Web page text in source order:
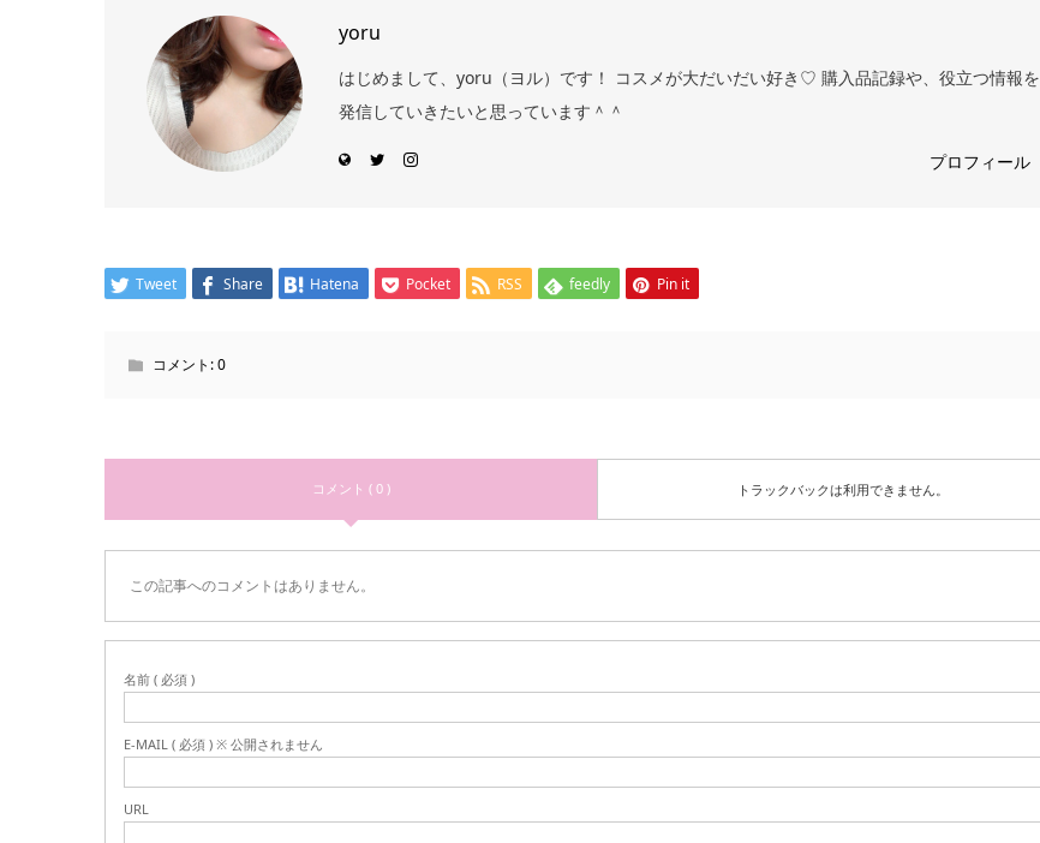
yoru
はじめまして、yoru（ヨル）です！ コスメが大だいだい好き♡ 購入品記録や、役立つ情報を
発信していきたいと思っています＾＾
プロフィール
Tweet Share Hatena Pocket RSS feedly Pin it
コメント:0
コメント ( 0 ) トラックバックは利用できません。
この記事へのコメントはありません。
名前 ( 必須 )
E-MAIL ( 必須 ) ※ 公開されません
URL